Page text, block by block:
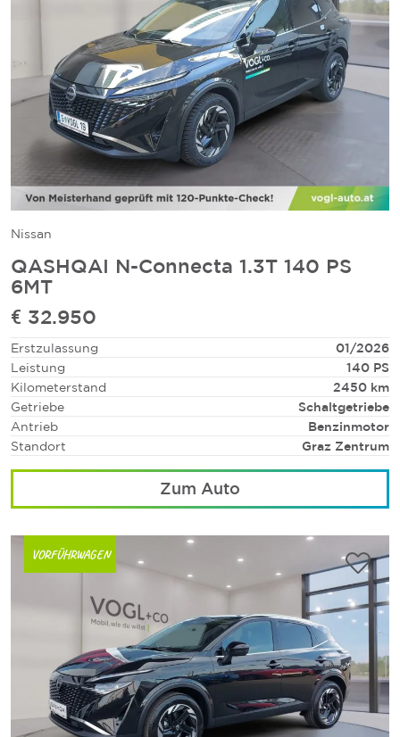
Nissan
QASHQAI N-Connecta 1.3T 140 PS
6MT
€ 32.950
Erstzulassung
01/2026
Leistung
140 PS
Kilometerstand
2450 km
Getriebe
Schaltgetriebe
Antrieb
Benzinmotor
Standort
Graz Zentrum
Zum Auto
VORFÜHRWAGEN